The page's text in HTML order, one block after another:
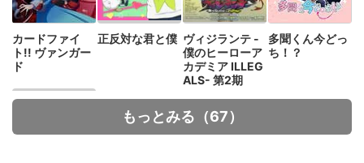
カードファイ
ト!! ヴァンガー
ド
正反対な君と僕 ヴィジランテ -
僕のヒーローア
カデミア ILLEG
ALS- 第2期
多聞くん今どっ
ち！？
もっとみる（67）